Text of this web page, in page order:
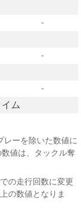
-
-
-
ム
ーを除いた数値に
値は、タックル奪
の走行回数に変更
の数値となりま